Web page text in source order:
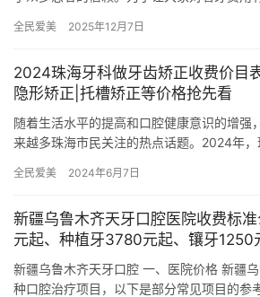
牙…
全民爱美 2025年12月7日
2024珠海牙科做牙齿矫正收费价目
隐形矫正|托槽矫正等价格抢先看
随着生活水平的提高和口腔健康意识的增强
来越多珠海市民关注的热点话题。2024年
穷，…
全民爱美 2024年6月7日
新疆乌鲁木齐天牙口腔医院收费标
元起、种植牙3780元起、镶牙1250
新疆乌鲁木齐天牙口腔 一、医院价格 新疆
种口腔治疗项目，以下是部分常见项目的参